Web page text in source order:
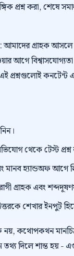
প্রশ্ন করা, শেষে
গ্রাহক
আগে
প্রশ্নগুলোই
থেকে টেস্ট প্রশ্ন
মানব হ্যান্ডঅফ আগে
গ্রাহক এবং
শেখার ইনপুট
নয়, কথোপকথন
দিলে শান্ত হয় -